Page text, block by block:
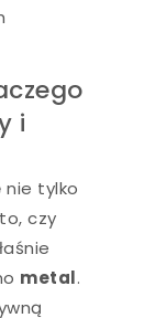
i
nie tylko
czy
metal.